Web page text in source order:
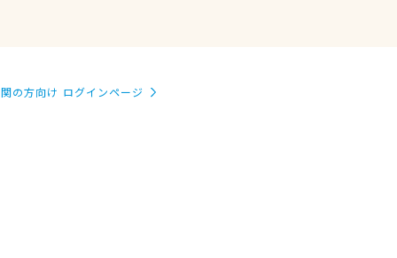
の方向け ログインページ